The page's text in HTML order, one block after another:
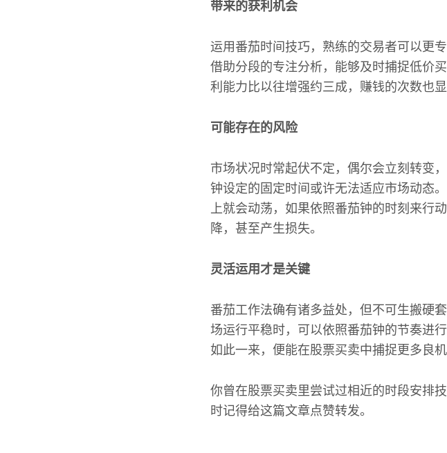
带来的获利机会
运用番茄时间技巧，熟练的交易者可以更
借助分段的专注分析，能够及时捕捉低价
利能力比以往增强约三成，赚钱的次数也显
可能存在的风险
市场状况时常起伏不定，偶尔会立刻转变
钟设定的固定时间或许无法适应市场动态
上就会动荡，如果依照番茄钟的时刻来行
降，甚至产生损失。
灵活运用才是关键
番茄工作法确有诸多益处，但不可生搬硬
场运行平稳时，可以依照番茄钟的节奏进
如此一来，便能在股票买卖中捕捉更多良
你曾在股票买卖里尝试过相近的时段安排
时记得给这篇文章点赞转发。